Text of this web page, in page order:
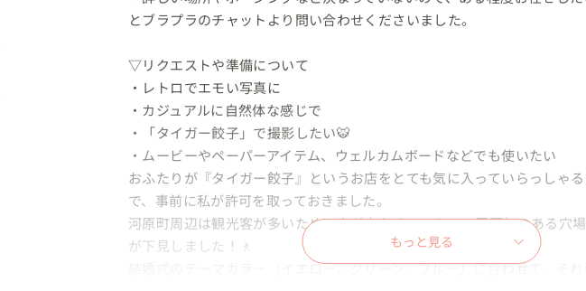
とブラプラのチャットより問い合わせくださいました。
▽リクエストや準備について
・レトロでエモい写真に
・カジュアルに自然体な感じで
・「タイガー餃子」で撮影したい🐯
・ムービーやペーパーアイテム、ウェルカムボードなどでも使いたい
おふたりが『タイガー餃子』というお店をとても気に入っていらっしゃ
で、事前に私が許可を取っておきました。
河原町周辺は観光客が多いため、人が少なく、レトロで雰囲気のある穴
が下見しました！🚶
結婚式のテーマカラー（イエロー、グリーン、ブルー）に合わせて、それ
もっと見る